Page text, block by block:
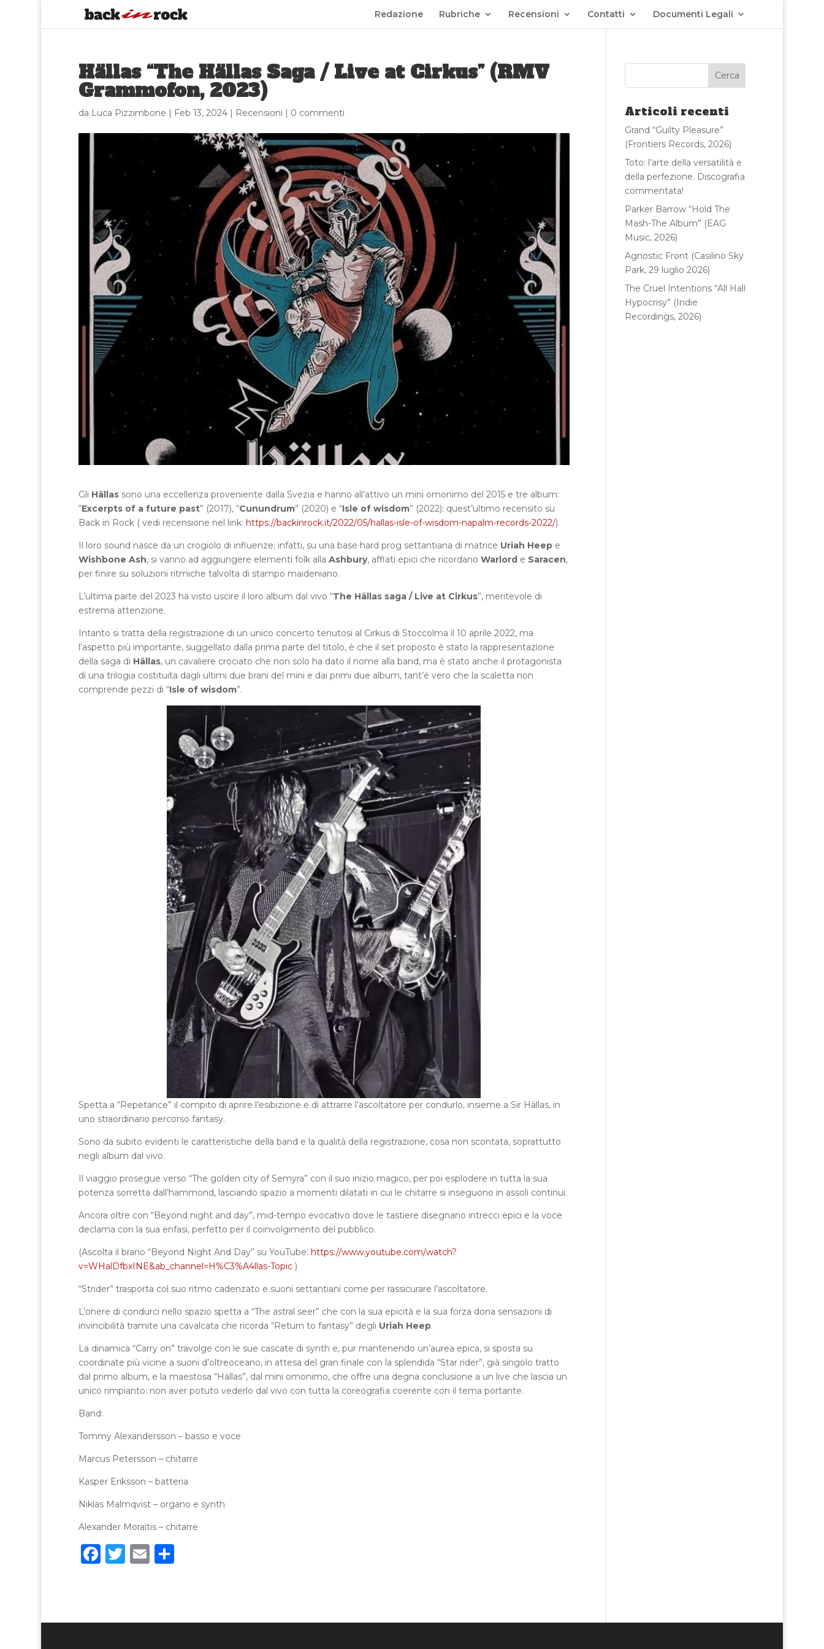
Redazione Rubriche Recensioni Contatti Documenti Legali
Hällas “The Hällas Saga / Live at Cirkus” (RMV
Grammofon, 2023)
da Luca Pizzimbone | Feb 13, 2024| Recensioni | 0 commenti
Gli Hällassono una eccellenza proveniente dalla Svezia e hanno all’attivo un mini omonimo del 2015 e tre album:
“Excerpts of a future past” (2017), “Cunundrum” (2020) e “Isle of wisdom” (2022); quest’ultimo recensito su
Back in Rock ( vedi recensione nel link: https://backinrock.it/2022/05/hallas-isle-of-wisdom-napalm-records-2022/).
Il loro sound nasce da un crogiolo di influenze; infatti, su una base hard prog settantiana di matrice Uriah Heepe
Wishbone Ash, si vanno ad aggiungere elementi folk alla Ashbury, afflati epici che ricordano Warlorde Saracen,
per finire su soluzioni ritmiche talvolta di stampo maideniano.
L’ultima parte del 2023 ha visto uscire il loro album dal vivo “The Hällas saga / Live at Cirkus”, meritevole di
estrema attenzione.
Intanto si tratta della registrazione di un unico concerto tenutosi al Cirkus di Stoccolma il 10 aprile 2022, ma
l’aspetto più importante, suggellato dalla prima parte del titolo, è che il set proposto è stato la rappresentazione
della saga di Hällas, un cavaliere crociato che non solo ha dato il nome alla band, ma è stato anche il protagonista
di una trilogia costituita dagli ultimi due brani del mini e dai primi due album, tant’è vero che la scaletta non
comprende pezzi di “Isle of wisdom”.
Spetta a “Repetance” il compito di aprire l’esibizione e di attrarre l’ascoltatore per condurlo, insieme a Sir Hällas, in
uno straordinario percorso fantasy.
Sono da subito evidenti le caratteristiche della band e la qualità della registrazione, cosa non scontata, soprattutto
negli album dal vivo.
Il viaggio prosegue verso “The golden city of Semyra” con il suo inizio magico, per poi esplodere in tutta la sua
potenza sorretta dall’hammond, lasciando spazio a momenti dilatati in cui le chitarre si inseguono in assoli continui.
Ancora oltre con “Beyond night and day”, mid-tempo evocativo dove le tastiere disegnano intrecci epici e la voce
declama con la sua enfasi, perfetto per il coinvolgimento del pubblico.
(Ascolta il brano “Beyond Night And Day” su YouTube: https://www.youtube.com/watch?
v=WHalDfbxINE&ab_channel=H%C3%A4llas-Topic)
“Strider” trasporta col suo ritmo cadenzato e suoni settantiani come per rassicurare l’ascoltatore.
L’onere di condurci nello spazio spetta a “The astral seer” che con la sua epicità e la sua forza dona sensazioni di
invincibilità tramite una cavalcata che ricorda “Return to fantasy” degli Uriah Heep.
La dinamica “Carry on” travolge con le sue cascate di synth e, pur mantenendo un’aurea epica, si sposta su
coordinate più vicine a suoni d’oltreoceano, in attesa del gran finale con la splendida “Star rider”, già singolo tratto
dal primo album, e la maestosa “Hällas”, dal mini omonimo, che offre una degna conclusione a un live che lascia un
unico rimpianto: non aver potuto vederlo dal vivo con tutta la coreografia coerente con il tema portante.
Band:
Tommy Alexandersson – basso e voce
Marcus Petersson – chitarre
Kasper Eriksson – batteria
Niklas Malmqvist – organo e synth
Alexander Moraitis – chitarre
F T E C
Articoli recenti
Grand “Guilty Pleasure”
(Frontiers Records, 2026)
Toto: l’arte della versatilità e
della perfezione. Discografia
commentata!
Parker Barrow “Hold The
Mash-The Album” (EAG
Music, 2026)
Agnostic Front (Casilino Sky
Park, 29 luglio 2026)
The Cruel Intentions “All Hall
Hypocrisy” (Indie
Recordings, 2026)